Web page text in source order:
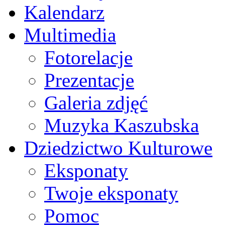
Kalendarz
Multimedia
Fotorelacje
Prezentacje
Galeria zdjęć
Muzyka Kaszubska
Dziedzictwo Kulturowe
Eksponaty
Twoje eksponaty
Pomoc